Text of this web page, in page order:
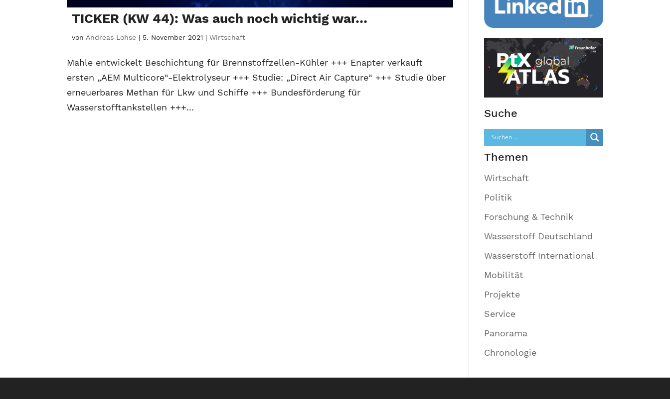
TICKER (KW 44): Was auch noch wichtig war…
vonAndreas Lohse | 5. November 2021 |Wirtschaft
Mahle entwickelt Beschichtung für Brennstoffzellen-Kühler +++ Enapter verkauft
ersten „AEM Multicore“-Elektrolyseur +++ Studie: „Direct Air Capture“ +++ Studie über
erneuerbares Methan für Lkw und Schiffe +++ Bundesförderung für
Wasserstofftankstellen +++...
Suche
Themen
Wirtschaft
Politik
Forschung & Technik
Wasserstoff Deutschland
Wasserstoff International
Mobilität
Projekte
Service
Panorama
Chronologie